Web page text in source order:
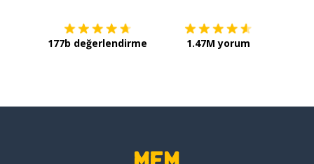
177b değerlendirme 1.47M yorum